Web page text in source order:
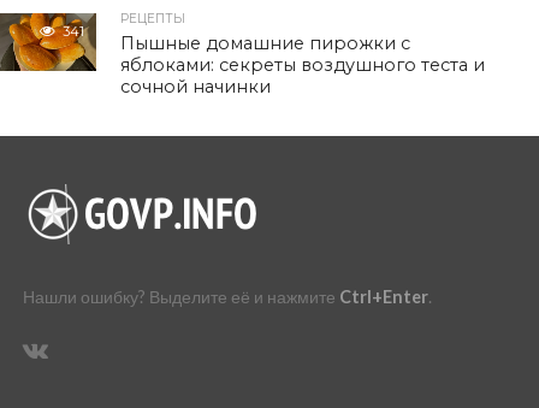
341
РЕЦЕПТЫ
Пышные домашние пирожки с
яблоками: секреты воздушного теста и
сочной начинки
Нашли ошибку? Выделите её и нажмите Ctrl+Enter.